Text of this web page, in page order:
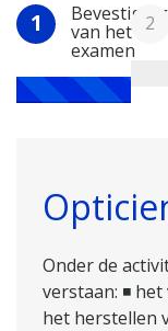
1 Bevestiging
van het
examen
2
Onder de
verstaan: ◾
het herstellen